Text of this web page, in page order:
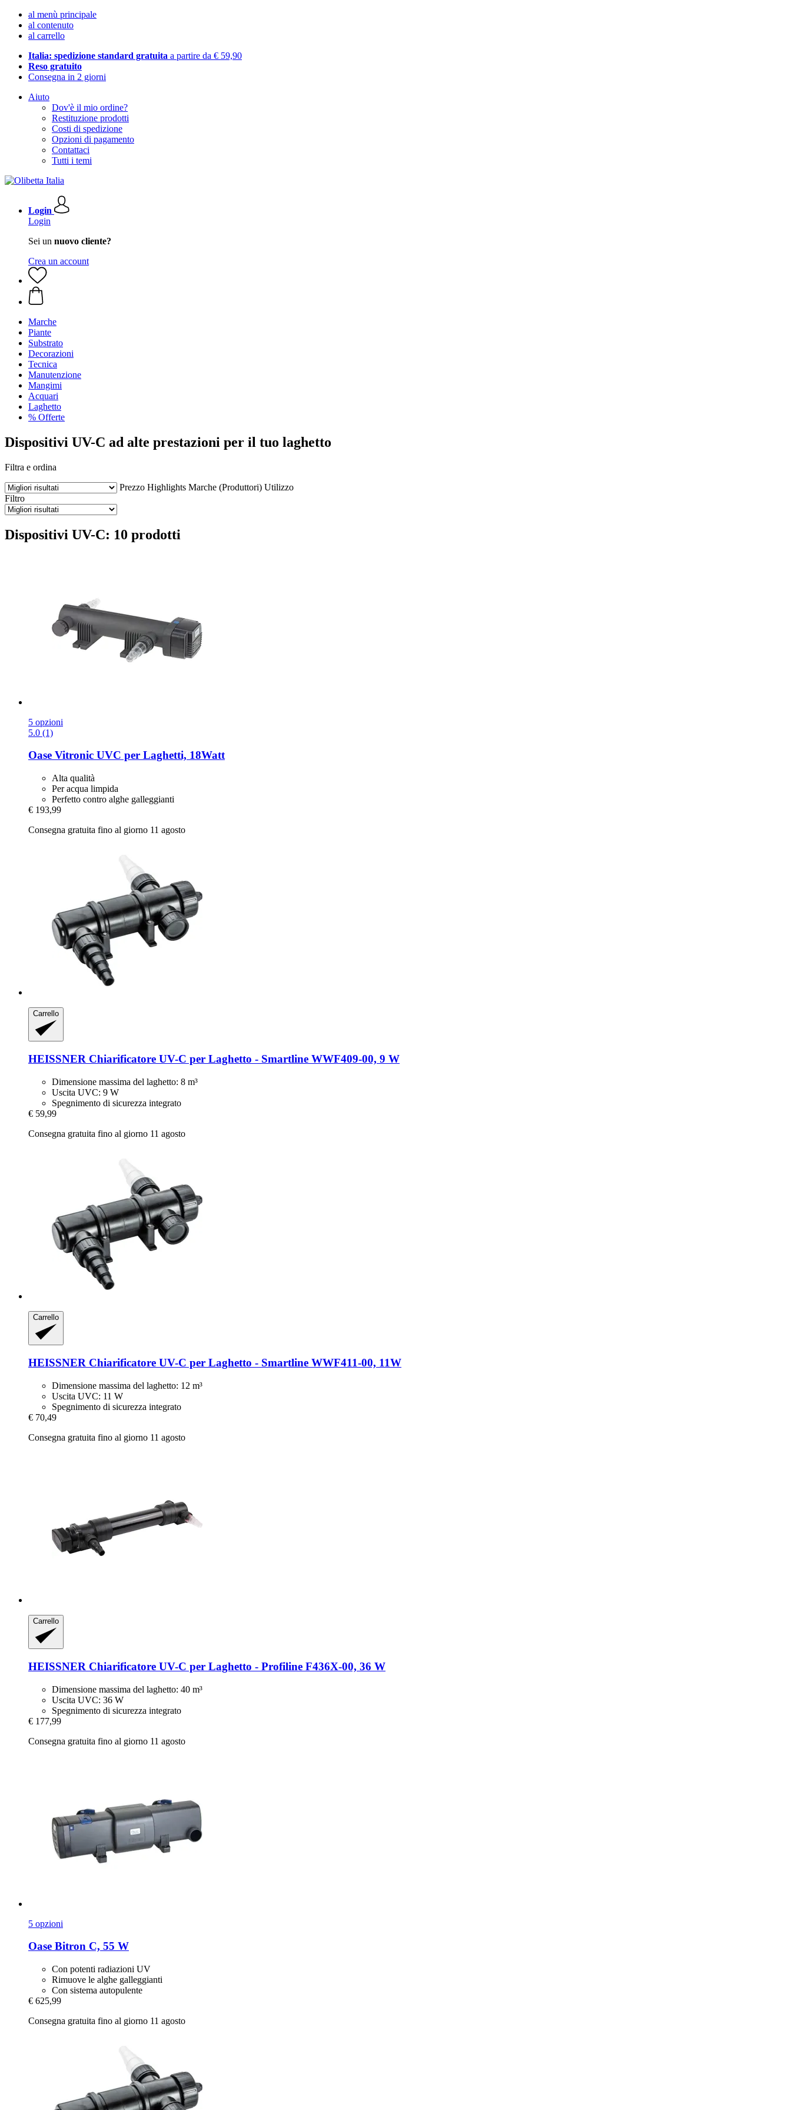
al menù principale
al contenuto
al carrello
Italia: spedizione standard gratuita a partire da € 59,90
Reso gratuito
Consegna in 2 giorni
Aiuto
Dov'è il mio ordine?
Restituzione prodotti
Costi di spedizione
Opzioni di pagamento
Contattaci
Tutti i temi
Login
Login
Sei un nuovo cliente?
Crea un account
Marche
Piante
Substrato
Decorazioni
Tecnica
Manutenzione
Mangimi
Acquari
Laghetto
% Offerte
Dispositivi UV-C ad alte prestazioni per il tuo laghetto
Filtra e ordina
Prezzo Highlights Marche (Produttori) Utilizzo
Filtro
Dispositivi UV-C: 10 prodotti
5 opzioni
5.0 (1)
Oase Vitronic UVC per Laghetti, 18Watt
Alta qualità
Per acqua limpida
Perfetto contro alghe galleggianti
€ 193,99
Consegna gratuita fino al giorno 11 agosto
Carrello
HEISSNER Chiarificatore UV-​C per Laghetto -​ Smartline WWF409-​00, 9 W
Dimensione massima del laghetto: 8 m³
Uscita UVC: 9 W
Spegnimento di sicurezza integrato
€ 59,99
Consegna gratuita fino al giorno 11 agosto
Carrello
HEISSNER Chiarificatore UV-​C per Laghetto -​ Smartline WWF411-​00, 11W
Dimensione massima del laghetto: 12 m³
Uscita UVC: 11 W
Spegnimento di sicurezza integrato
€ 70,49
Consegna gratuita fino al giorno 11 agosto
Carrello
HEISSNER Chiarificatore UV-​C per Laghetto -​ Profiline F436X-​00, 36 W
Dimensione massima del laghetto: 40 m³
Uscita UVC: 36 W
Spegnimento di sicurezza integrato
€ 177,99
Consegna gratuita fino al giorno 11 agosto
5 opzioni
Oase Bitron C, 55 W
Con potenti radiazioni UV
Rimuove le alghe galleggianti
Con sistema autopulente
€ 625,99
Consegna gratuita fino al giorno 11 agosto